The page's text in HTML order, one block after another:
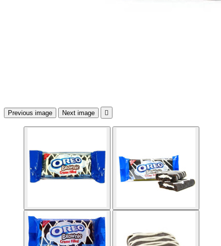
Previous image Next image 